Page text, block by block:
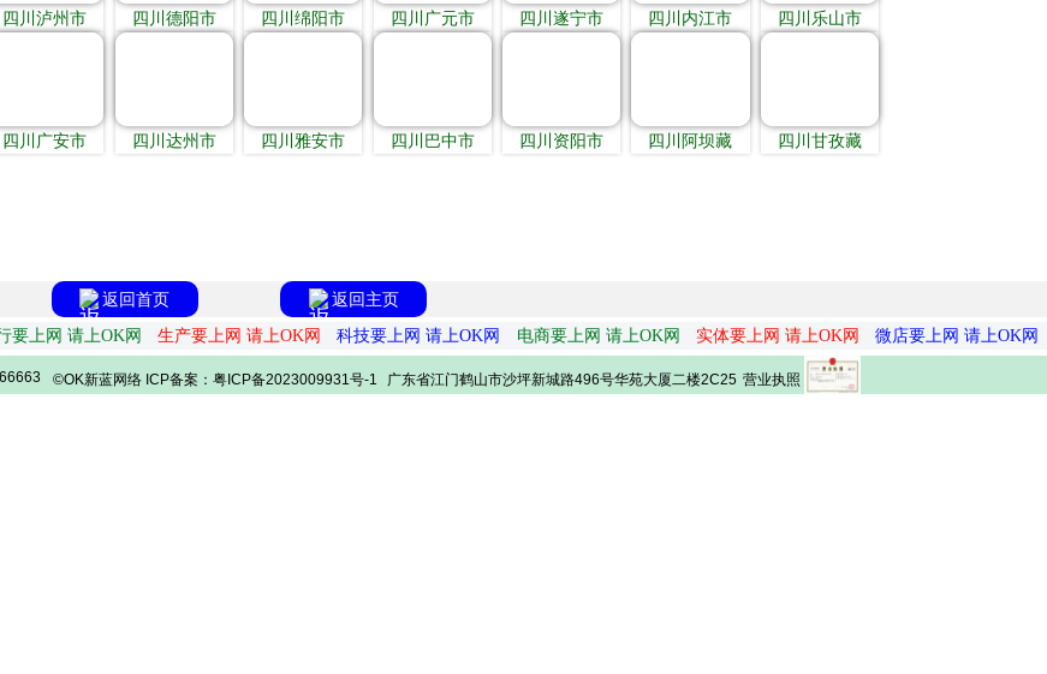
四川泸州市 四川德阳市 四川绵阳市 四川广元市 四川遂宁市 四川内江市 四川乐山市
四川广安市 四川达州市 四川雅安市 四川巴中市 四川资阳市 四川阿坝藏 四川甘孜藏
返回首页
返回主页
要上网 请上OK网 生产要上网 请上OK网 科技要上网 请上OK网 电商要上网 请上OK网 实体要上网 请上OK网 微店要上网 请上OK网
©OK新蓝网络 ICP备案：粤ICP备2023009931号-1 广东省江门鹤山市沙坪新城路496号华苑大厦二楼2C25 营业执照